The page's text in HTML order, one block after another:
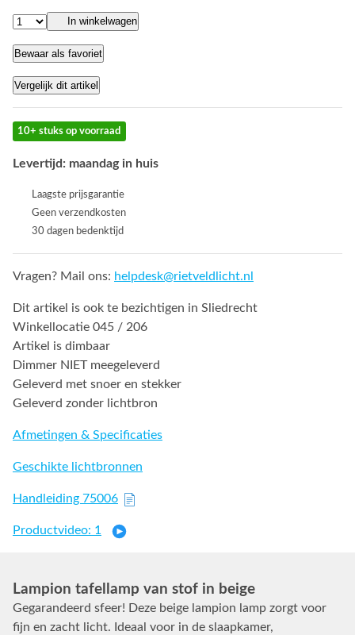
In winkelwagen
Bewaar als favoriet
Vergelijk dit artikel
10+ stuks op voorraad
Levertijd: maandag in huis
Laagste prijsgarantie
Geen verzendkosten
30 dagen bedenktijd
Vragen? Mail ons: helpdesk@rietveldlicht.nl
Dit artikel is ook te bezichtigen in Sliedrecht
Winkellocatie 045 / 206
Artikel is dimbaar
Dimmer NIET meegeleverd
Geleverd met snoer en stekker
Geleverd zonder lichtbron
Afmetingen & Specificaties
Geschikte lichtbronnen
Handleiding 75006
Productvideo: 1
Lampion tafellamp van stof in beige
Gegarandeerd sfeer! Deze beige lampion lamp zorgt voor
fijn en zacht licht. Ideaal voor in de slaapkamer,